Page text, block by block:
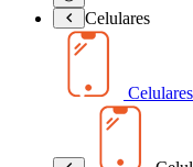
Celulares
Celulares